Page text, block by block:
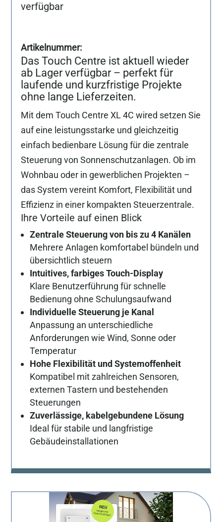
verfügbar
Das Touch Centre ist aktuell wieder
ab Lager verfügbar – perfekt für
laufende und kurzfristige Projekte
ohne lange Lieferzeiten.
Mit dem Touch Centre XL 4C wired setzen Sie
auf eine leistungsstarke und gleichzeitig
einfach bedienbare Lösung für die zentrale
Steuerung von Sonnenschutzanlagen. Ob im
Wohnbau oder in gewerblichen Projekten –
das System vereint Komfort, Flexibilität und
Effizienz in einer kompakten Steuerzentrale.
Ihre Vorteile auf einen Blick
Zentrale Steuerung von bis zu 4 Kanälen
Mehrere Anlagen komfortabel bündeln und
übersichtlich steuern
Intuitives, farbiges Touch-Display
Klare Benutzerführung für schnelle
Bedienung ohne Schulungsaufwand
Individuelle Steuerung je Kanal
Anpassung an unterschiedliche
Anforderungen wie Wind, Sonne oder
Temperatur
Hohe Flexibilität und Systemoffenheit
Kompatibel mit zahlreichen Sensoren,
externen Tastern und bestehenden
Steuerungen
Zuverlässige, kabelgebundene Lösung
Ideal für stabile und langfristige
Gebäudeinstallationen